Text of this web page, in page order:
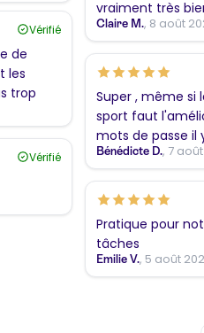
vraiment très
Claire M., 8 août
Vérifié
de
les
trop
Super , même si
sport faut
mots de passe il
Bénédicte D., 7
Vérifié
Pratique pour
tâches
Emilie V., 5 août